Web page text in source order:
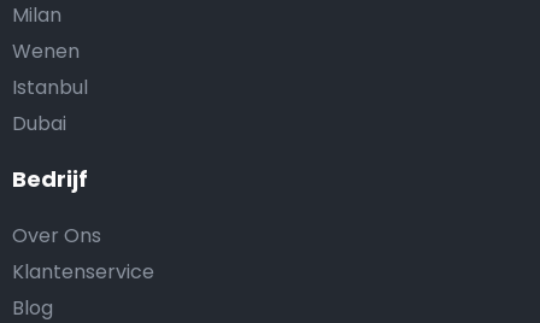
Bedrijf
Over Ons
Klantenservice
Blog
Milan
Wenen
Istanbul
Dubai